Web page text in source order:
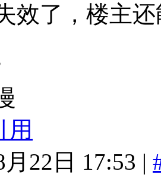
效了，楼主
用
22日 17:53 |